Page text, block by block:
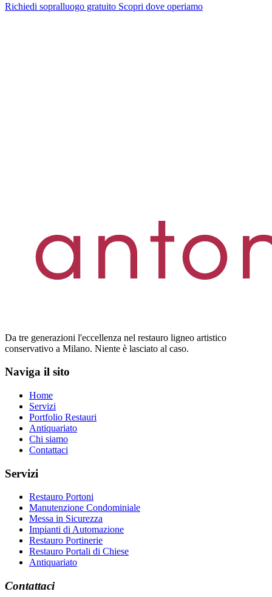
Richiedi sopralluogo gratuito Scopri dove operiamo
Da tre generazioni l'eccellenza nel restauro ligneo artistico
conservativo a Milano. Niente è lasciato al caso.
Naviga il sito
Home
Servizi
Portfolio Restauri
Antiquariato
Chi siamo
Contattaci
Servizi
Restauro Portoni
Manutenzione Condominiale
Messa in Sicurezza
Impianti di Automazione
Restauro Portinerie
Restauro Portali di Chiese
Antiquariato
Contattaci